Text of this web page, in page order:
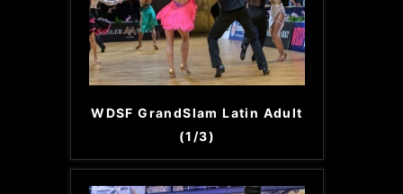
WDSF GrandSlam Latin Adult
(1/3)